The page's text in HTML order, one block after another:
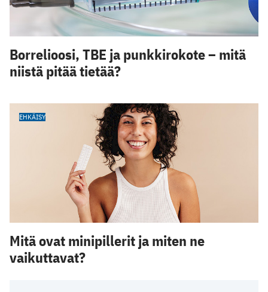
Borrelioosi, TBE ja punkkirokote – mitä
niistä pitää tietää?
EHKÄISY
Mitä ovat minipillerit ja miten ne
vaikuttavat?